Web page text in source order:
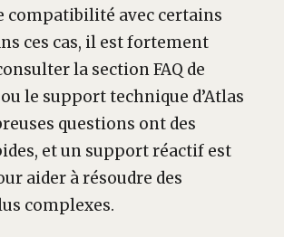
compatibilité avec certains
ces cas, il est fortement
la section FAQ de
le support technique d’Atlas
questions ont des
et un support réactif est
aider à résoudre des
complexes.